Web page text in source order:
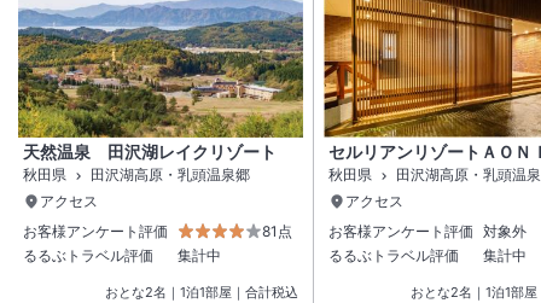
天然温泉 田沢湖レイクリゾート
秋田県
田沢湖高原・乳頭温泉郷
アクセス
お客様アンケート評価
81点
るるぶトラベル評価
集計中
おとな2名 ｜ 1泊1部屋｜合計税込
セルリアンリゾートＡＯＮ
秋田県
田沢湖高原・乳頭温
アクセス
お客様アンケート評価 対象外
るるぶトラベル評価
集計中
おとな2名 ｜ 1泊1部屋